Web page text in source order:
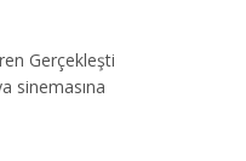
Gerçekleşti
sinemasına